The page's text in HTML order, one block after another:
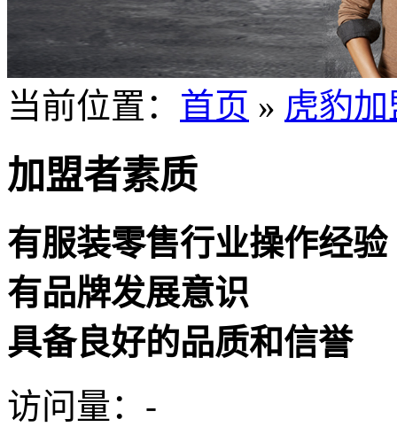
当前位置： 首页 » 虎豹
加盟者素质
有服装零售行业操作经验
有品牌发展意识
具备良好的品质和信誉
访问量： -